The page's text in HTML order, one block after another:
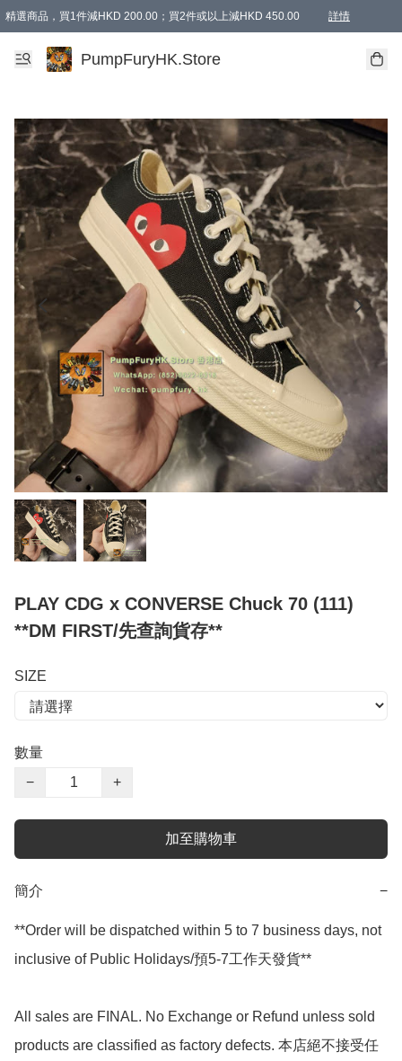
精選商品，買1件減HKD 200.00；買2件或以上減HKD 450.00 詳情
AAPE商品,會員專享9折或以上（按會員等級）AAPE products, members can
精選商品，任選買2件或以上減HKD 100.00
購物滿 HKD 800.00即享免運費優惠！（適用於 特定的送貨方式 )
PumpFuryHK.Store
PLAY CDG x CONVERSE Chuck 70 (111)
**DM FIRST/先查詢貨存**
SIZE
數量
−
+
加至購物車
簡介 −
**Order will be dispatched within 5 to 7 business days, not
inclusive of Public Holidays/預5-7工作天發貨**
All sales are FINAL. No Exchange or Refund unless sold
products are classified as factory defects. 本店絕不接受任